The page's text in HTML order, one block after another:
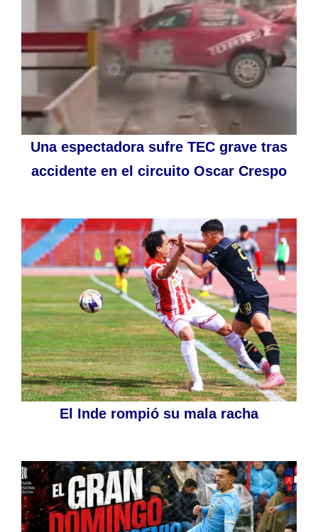
Una espectadora sufre TEC grave tras
accidente en el circuito Oscar Crespo
El Inde rompió su mala racha